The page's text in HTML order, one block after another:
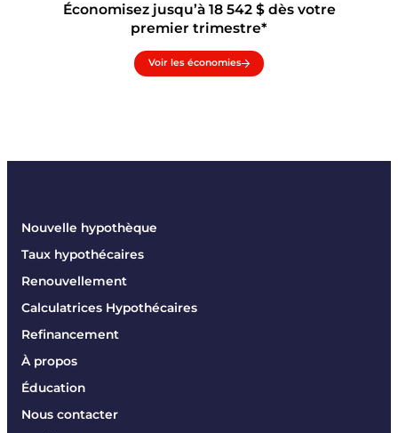
Économisez jusqu’à 18 542 $ dès votre
premier trimestre*
Voir les économies
Nouvelle hypothèque
Taux hypothécaires
Renouvellement
Calculatrices Hypothécaires
Refinancement
À propos
Éducation
Nous contacter